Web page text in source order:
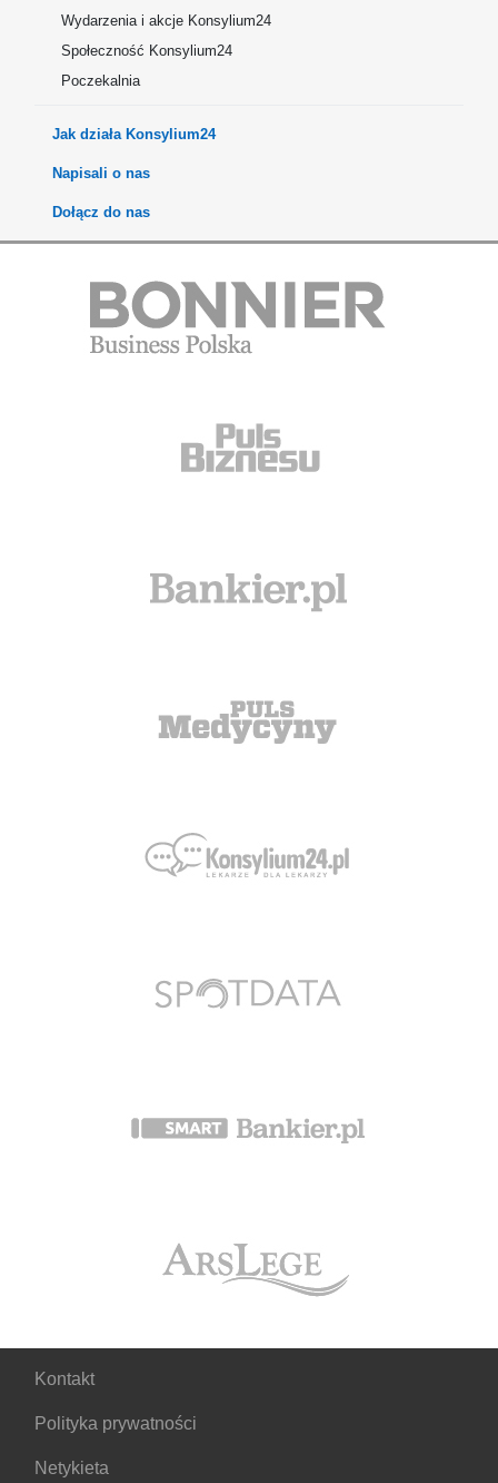
Wydarzenia i akcje Konsylium24
Społeczność Konsylium24
Poczekalnia
Jak działa Konsylium24
Napisali o nas
Dołącz do nas
Kontakt
Polityka prywatności
Netykieta